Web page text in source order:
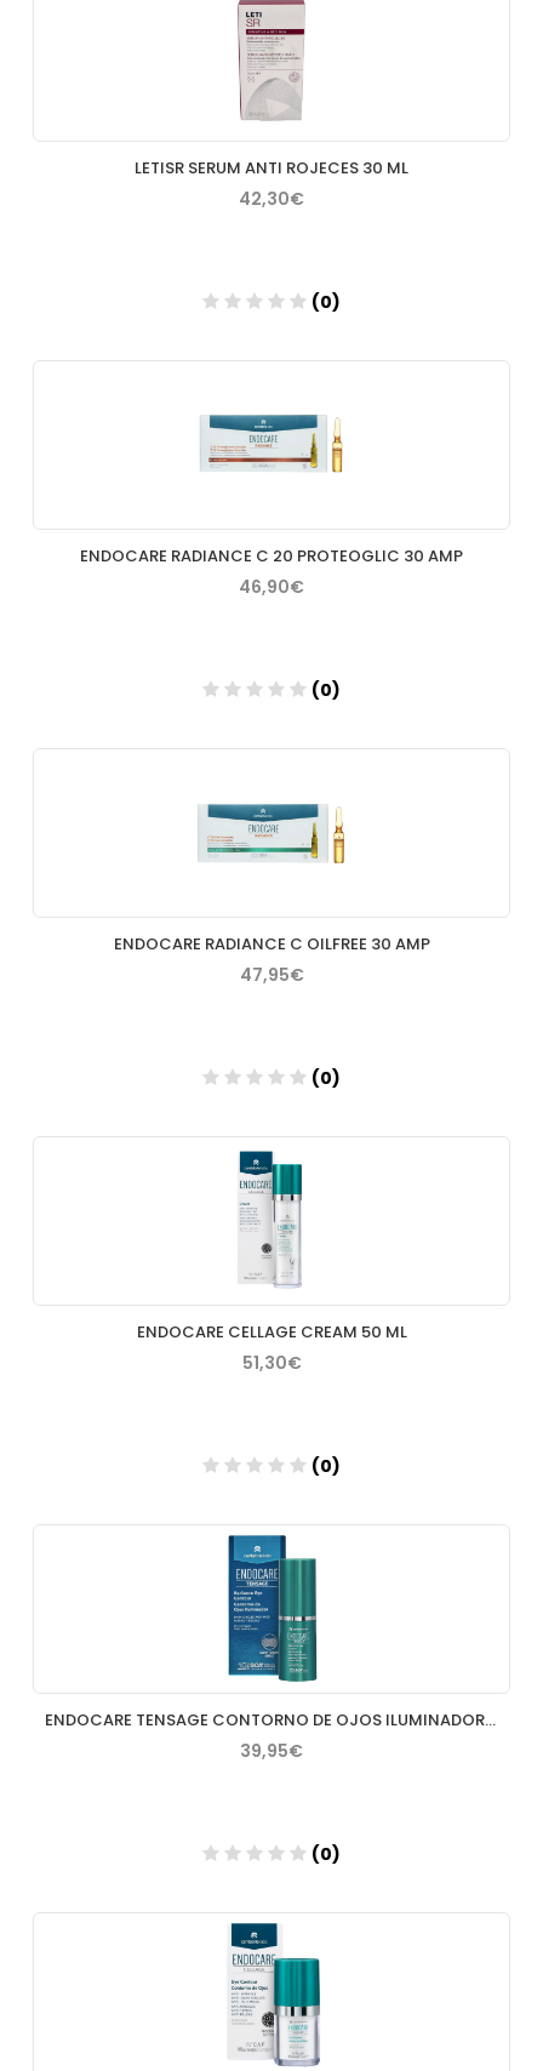
Añadir
LETISR SERUM ANTI ROJECES 30 ML
42,30€
(0)
ENDOCARE RADIANCE C 20 PROTEOGLIC 30 AMP
46,90€
(0)
ENDOCARE RADIANCE C OILFREE 30 AMP
47,95€
(0)
Añadir
ENDOCARE CELLAGE CREAM 50 ML
51,30€
(0)
Añadir
ENDOCARE TENSAGE CONTORNO DE OJOS ILUMINADOR 15 ML
39,95€
(0)
Añadir